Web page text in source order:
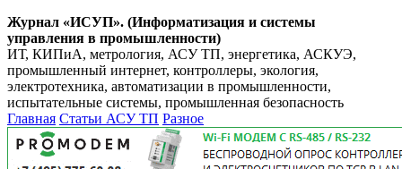
Журнал «ИСУП». (Информатизация и системы
управления в промышленности)
ИТ, КИПиА, метрология, АСУ ТП, энергетика, АСКУЭ,
промышленный интернет, контроллеры, экология,
электротехника, автоматизации в промышленности,
испытательные системы, промышленная безопасность
Главная Статьи АСУ ТП Разное